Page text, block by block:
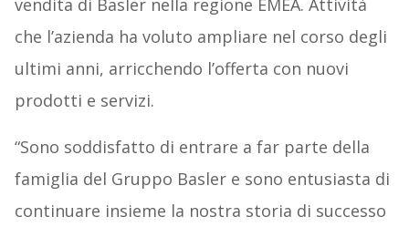
vendita di Basler nella regione EMEA. Attività
che l’azienda ha voluto ampliare nel corso degli
ultimi anni, arricchendo l’offerta con nuovi
prodotti e servizi.
“Sono soddisfatto di entrare a far parte della
famiglia del Gruppo Basler e sono entusiasta di
continuare insieme la nostra storia di successo